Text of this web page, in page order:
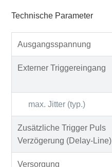
Technische Parameter
Ausgangsspannung
Externer Triggereingang
max. Jitter (typ.)
Zusätzliche Trigger Puls
Verzögerung (Delay-Line)
Versorgung